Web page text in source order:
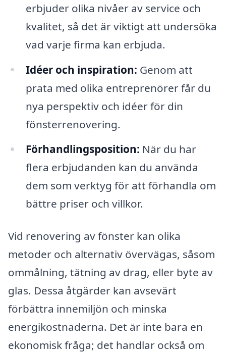
erbjuder olika nivåer av service och
kvalitet, så det är viktigt att undersöka
vad varje firma kan erbjuda.
Idéer och inspiration: Genom att
prata med olika entreprenörer får du
nya perspektiv och idéer för din
fönsterrenovering.
Förhandlingsposition: När du har
flera erbjudanden kan du använda
dem som verktyg för att förhandla om
bättre priser och villkor.
Vid renovering av fönster kan olika
metoder och alternativ övervägas, såsom
ommålning, tätning av drag, eller byte av
glas. Dessa åtgärder kan avsevärt
förbättra innemiljön och minska
energikostnaderna. Det är inte bara en
ekonomisk fråga; det handlar också om